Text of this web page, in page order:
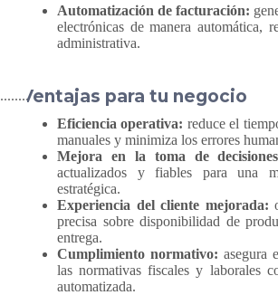
Automatización de facturación:
electrónicas de manera automática,
administrativa.
Ventajas para tu negocio
Eficiencia operativa: reduce el
manuales y minimiza los errores
Mejora en la toma de
actualizados y fiables para una
estratégica.
Experiencia del cliente mejorada:
precisa sobre disponibilidad de
entrega.
Cumplimiento normativo: asegura
las normativas fiscales y laborales
automatizada.